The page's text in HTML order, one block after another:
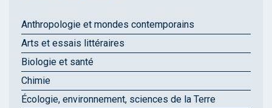
Anthropologie et mondes contemporains
Arts et essais littéraires
Biologie et santé
Chimie
Écologie, environnement, sciences de la Terre